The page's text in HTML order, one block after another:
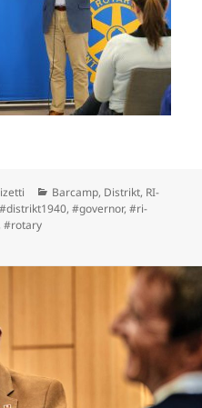
Kategorien
Barcamp, Distrikt, RI-
Schlagwörter
#distrikt1940,#governor,#ri-
,#rotary
Der Präsident von